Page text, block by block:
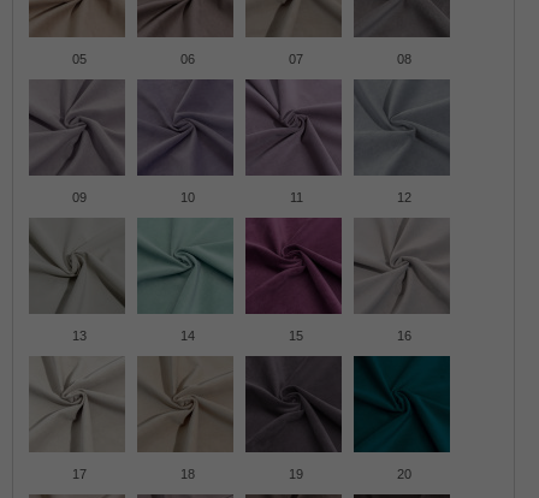
05 06 07 08
09 10 11 12
13 14 15 16
17 18 19 20